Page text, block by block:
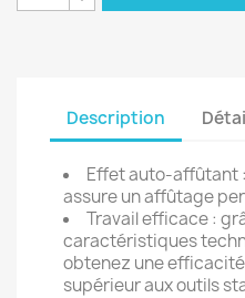
Description
Effet auto-affûtant
assure un affûtage
Travail efficace :
caractéristiques
obtenez une
supérieur aux outils